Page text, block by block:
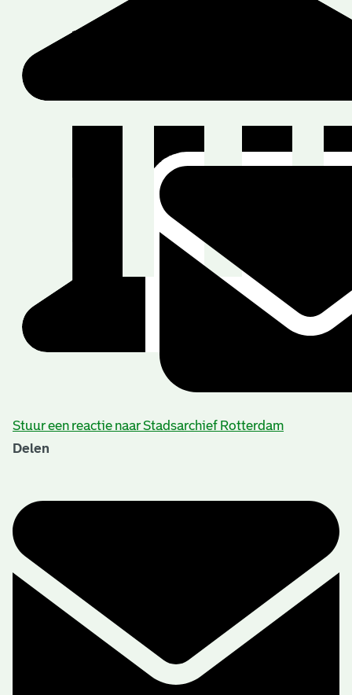
Stuur een reactie naar Stadsarchief Rotterdam
Delen